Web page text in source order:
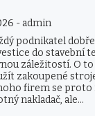
- admin
podnikatel dobře
do stavební
záležitostí. O
zakoupené
firem se proto
nakladač, ale…